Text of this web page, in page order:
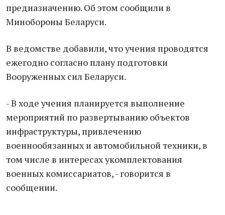
предназначению. Об этом сообщили в
Минобороны Беларуси.
В ведомстве добавили, что учения проводятся
ежегодно согласно плану подготовки
Вооруженных сил Беларуси.
- В ходе учения планируется выполнение
мероприятий по развертыванию объектов
инфраструктуры, привлечению
военнообязанных и автомобильной техники, в
том числе в интересах укомплектования
военных комиссариатов, - говорится в
сообщении.